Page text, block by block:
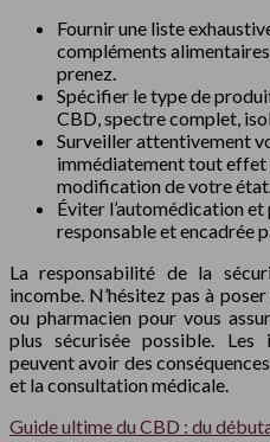
Fournir une liste
compléments
prenez.
Spécifier le type de
CBD, spectre complet,
Surveiller attentivement
immédiatement tout
modification de votre
Éviter l’automédication
responsable et encadrée
La responsabilité de la
incombe. N’hésitez pas à
ou pharmacien pour vous
plus sécurisée possible. Les
peuvent avoir des
et la consultation médicale.
Guide ultime du CBD : du